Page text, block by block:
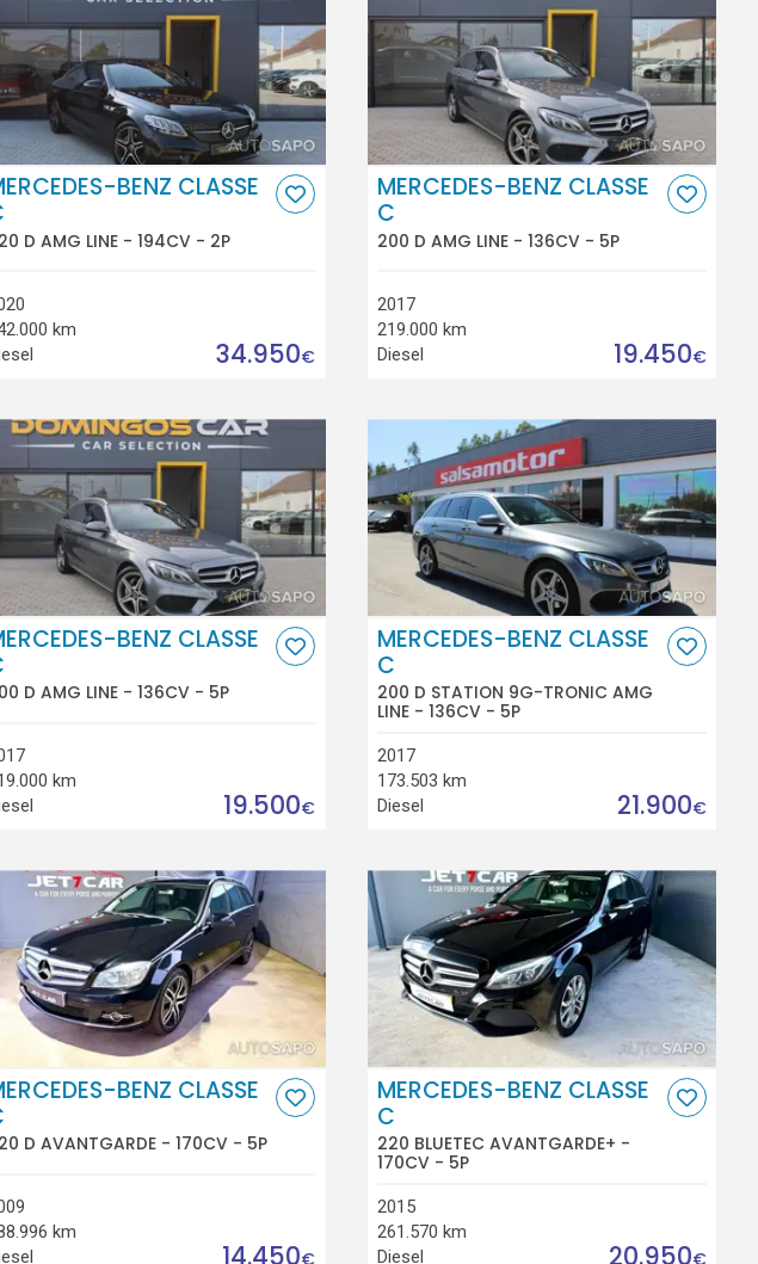
BENZ CLASSE
D AMG LINE - 194CV - 2P
km
34.950€
MERCEDES-BENZ CLASSE
C
200 D AMG LINE - 136CV - 5P
2017
219.000 km
Diesel
19.450€
BENZ CLASSE
D AMG LINE - 136CV - 5P
km
19.500€
MERCEDES-BENZ CLASSE
C
200 D STATION 9G-TRONIC AMG
LINE - 136CV - 5P
2017
173.503 km
Diesel
21.900€
BENZ CLASSE
D AVANTGARDE - 170CV - 5P
km
14.450
MERCEDES-BENZ CLASSE
C
220 BLUETEC AVANTGARDE+ -
170CV - 5P
2015
261.570 km
Diesel
20.950